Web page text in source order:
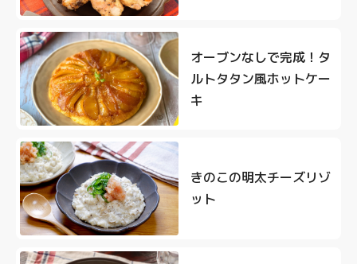
オーブンなしで完成！タ
ルトタタン風ホットケー
キ
きのこの明太チーズリゾ
ット